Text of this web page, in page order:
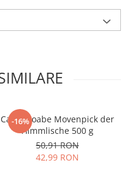
-16%
Cafea boabe Movenpick der
Himmlische 500 g
50,91 RON
42,99 RON